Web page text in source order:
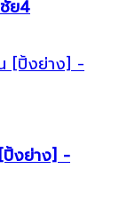
ย4
ปิ้งย่าง] -